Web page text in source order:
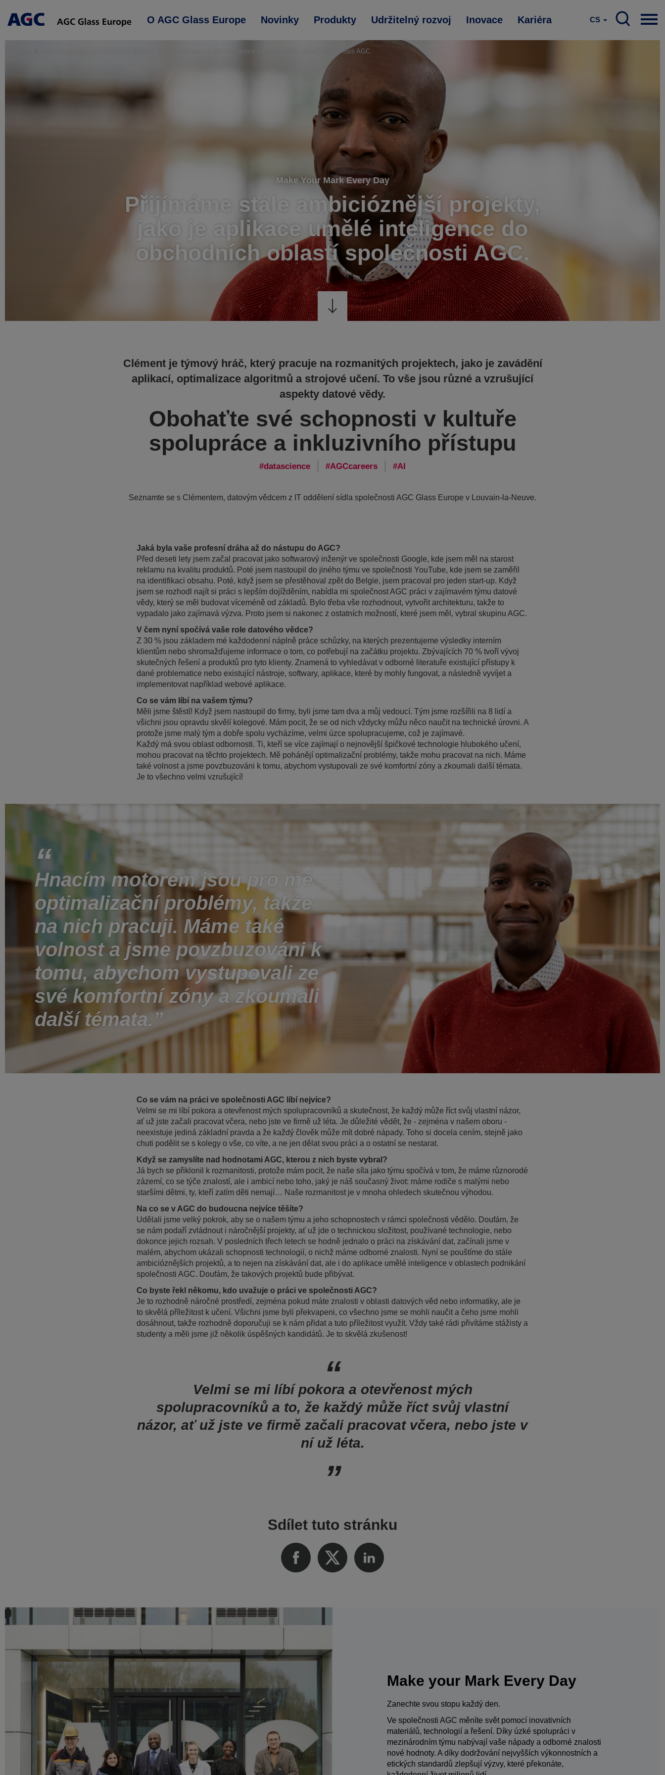
Main
O AGC Glass Europe Novinky Produkty Udržitelný rozvoj Inovace Kariéra CS
Domů Přijímáme stále ambicióznější projekty, jako je aplikace umělé inteligence do obchodních oblastí společnosti AGC.
Make Your Mark Every Day
Přijímáme stále ambicióznější projekty,
jako je aplikace umělé inteligence do
obchodních oblastí společnosti AGC.
Clément je týmový hráč, který pracuje na rozmanitých projektech, jako je zavádění
aplikací, optimalizace algoritmů a strojové učení. To vše jsou různé a vzrušující
aspekty datové vědy.
Obohaťte své schopnosti v kultuře
spolupráce a inkluzivního přístupu
datascience AGCcareers AI
Seznamte se s Clémentem, datovým vědcem z IT oddělení sídla společnosti AGC Glass Europe v Louvain-la-Neuve.
Jaká byla vaše profesní dráha až do nástupu do AGC?
Před deseti lety jsem začal pracovat jako softwarový inženýr ve společnosti Google, kde jsem měl na starost
reklamu na kvalitu produktů. Poté jsem nastoupil do jiného týmu ve společnosti YouTube, kde jsem se zaměřil
na identifikaci obsahu. Poté, když jsem se přestěhoval zpět do Belgie, jsem pracoval pro jeden start-up. Když
jsem se rozhodl najít si práci s lepším dojížděním, nabídla mi společnost AGC práci v zajímavém týmu datové
vědy, který se měl budovat víceméně od základů. Bylo třeba vše rozhodnout, vytvořit architekturu, takže to
vypadalo jako zajímavá výzva. Proto jsem si nakonec z ostatních možností, které jsem měl, vybral skupinu AGC.
V čem nyní spočívá vaše role datového vědce?
Z 30 % jsou základem mé každodenní náplně práce schůzky, na kterých prezentujeme výsledky interním
klientům nebo shromažďujeme informace o tom, co potřebují na začátku projektu. Zbývajících 70 % tvoří vývoj
skutečných řešení a produktů pro tyto klienty. Znamená to vyhledávat v odborné literatuře existující přístupy k
dané problematice nebo existující nástroje, softwary, aplikace, které by mohly fungovat, a následně vyvíjet a
implementovat například webové aplikace.
Co se vám líbí na vašem týmu?
Měli jsme štěstí! Když jsem nastoupil do firmy, byli jsme tam dva a můj vedoucí. Tým jsme rozšířili na 8 lidí a
všichni jsou opravdu skvělí kolegové. Mám pocit, že se od nich vždycky můžu něco naučit na technické úrovni. A
protože jsme malý tým a dobře spolu vycházíme, velmi úzce spolupracujeme, což je zajímavé.
Každý má svou oblast odbornosti. Ti, kteří se více zajímají o nejnovější špičkové technologie hlubokého učení,
mohou pracovat na těchto projektech. Mě pohánějí optimalizační problémy, takže mohu pracovat na nich. Máme
také volnost a jsme povzbuzováni k tomu, abychom vystupovali ze své komfortní zóny a zkoumali další témata.
Je to všechno velmi vzrušující!
Hnacím motorem jsou pro mě
optimalizační problémy, takže
na nich pracuji. Máme také
volnost a jsme povzbuzováni k
tomu, abychom vystupovali ze
své komfortní zóny a zkoumali
další témata.
Co se vám na práci ve společnosti AGC líbí nejvíce?
Velmi se mi líbí pokora a otevřenost mých spolupracovníků a skutečnost, že každý může říct svůj vlastní názor,
ať už jste začali pracovat včera, nebo jste ve firmě už léta. Je důležité vědět, že - zejména v našem oboru -
neexistuje jediná základní pravda a že každý člověk může mít dobré nápady. Toho si docela cením, stejně jako
chuti podělit se s kolegy o vše, co víte, a ne jen dělat svou práci a o ostatní se nestarat.
Když se zamyslíte nad hodnotami AGC, kterou z nich byste vybral?
Já bych se přiklonil k rozmanitosti, protože mám pocit, že naše síla jako týmu spočívá v tom, že máme různorodé
zázemí, co se týče znalostí, ale i ambicí nebo toho, jaký je náš současný život: máme rodiče s malými nebo
staršími dětmi, ty, kteří zatím děti nemají… Naše rozmanitost je v mnoha ohledech skutečnou výhodou.
Na co se v AGC do budoucna nejvíce těšíte?
Udělali jsme velký pokrok, aby se o našem týmu a jeho schopnostech v rámci společnosti vědělo. Doufám, že
se nám podaří zvládnout i náročnější projekty, ať už jde o technickou složitost, používané technologie, nebo
dokonce jejich rozsah. V posledních třech letech se hodně jednalo o práci na získávání dat, začínali jsme v
malém, abychom ukázali schopnosti technologií, o nichž máme odborné znalosti. Nyní se pouštíme do stále
ambicióznějších projektů, a to nejen na získávání dat, ale i do aplikace umělé inteligence v oblastech podnikání
společnosti AGC. Doufám, že takových projektů bude přibývat.
Co byste řekl někomu, kdo uvažuje o práci ve společnosti AGC?
Je to rozhodně náročné prostředí, zejména pokud máte znalosti v oblasti datových věd nebo informatiky, ale je
to skvělá příležitost k učení. Všichni jsme byli překvapeni, co všechno jsme se mohli naučit a čeho jsme mohli
dosáhnout, takže rozhodně doporučuji se k nám přidat a tuto příležitost využít. Vždy také rádi přivítáme stážisty a
studenty a měli jsme již několik úspěšných kandidátů. Je to skvělá zkušenost!
Velmi se mi líbí pokora a otevřenost mých
spolupracovníků a to, že každý může říct svůj vlastní
názor, ať už jste ve firmě začali pracovat včera, nebo jste v
ní už léta.
Sdílet tuto stránku
Make your Mark Every Day
Zanechte svou stopu každý den.
Ve společnosti AGC měníte svět pomocí inovativních
materiálů, technologií a řešení. Díky úzké spolupráci v
mezinárodním týmu nabývají vaše nápady a odborné znalosti
nové hodnoty. A díky dodržování nejvyšších výkonnostních a
etických standardů zlepšují výzvy, které překonáte,